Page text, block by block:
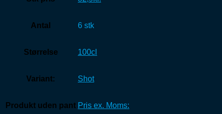
Antal 6 stk
Størrelse 100cl
Variant: Shot
Produkt uden pant Pris ex. Moms: